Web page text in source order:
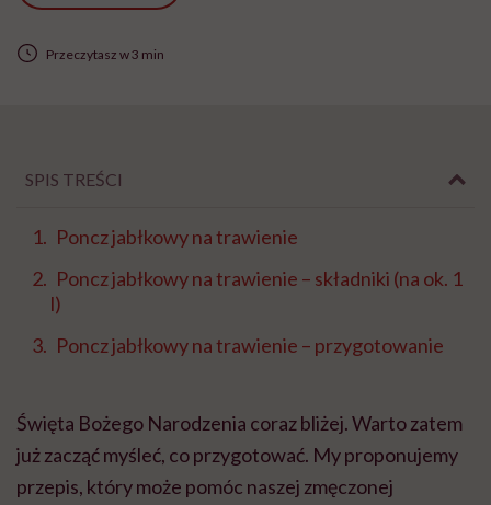
Przeczytasz w 3 min
SPIS TREŚCI
Poncz jabłkowy na trawienie
Poncz jabłkowy na trawienie – składniki (na ok. 1
l)
Poncz jabłkowy na trawienie – przygotowanie
Święta Bożego Narodzenia coraz bliżej. Warto zatem
już zacząć myśleć, co przygotować. My proponujemy
przepis, który może pomóc naszej zmęczonej